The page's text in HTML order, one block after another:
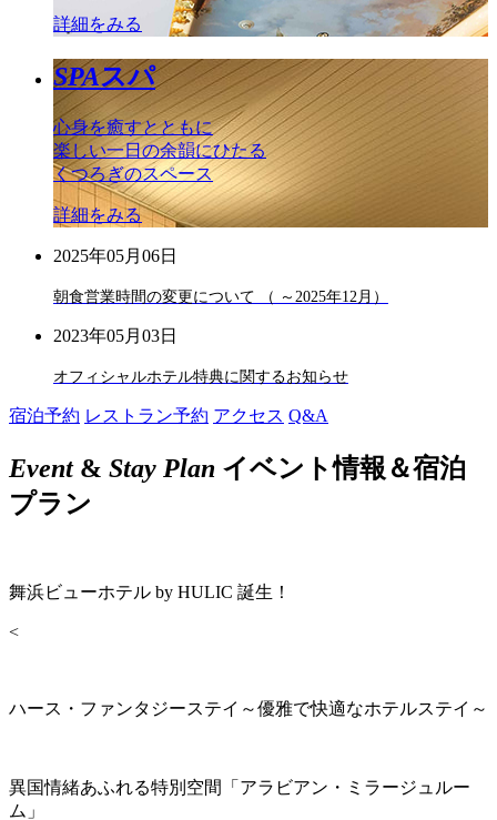
詳細をみる
SPAスパ
心身を癒すとともに
楽しい一日の余韻にひたる
くつろぎのスペース
詳細をみる
2025年05月06日
朝食営業時間の変更について （ ～2025年12月）
2023年05月03日
オフィシャルホテル特典に関するお知らせ
宿泊予約 レストラン予約 アクセス Q&A
Event& Stay Plan イベント情報＆宿泊
プラン
舞浜ビューホテル by HULIC 誕生！
<
ハース・ファンタジーステイ～優雅で快適なホテルステイ～
異国情緒あふれる特別空間「アラビアン・ミラージュルー
ム」